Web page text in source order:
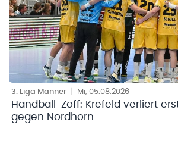
3. Liga Männer Mi, 05.08.2026
Handball-Zoff: Krefeld verliert
gegen Nordhorn